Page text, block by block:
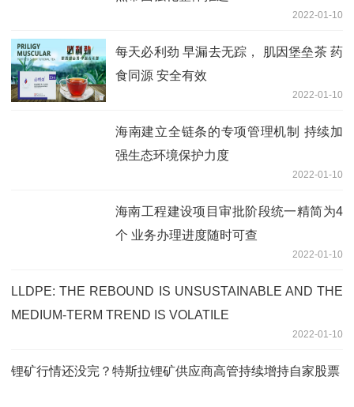
2022-01-10
每天必利劲 早漏去无踪， 肌因堡垒茶 药
食同源 安全有效
2022-01-10
海南建立全链条的专项管理机制 持续加
强生态环境保护力度
2022-01-10
海南工程建设项目审批阶段统一精简为4
个 业务办理进度随时可查
2022-01-10
LLDPE: THE REBOUND IS UNSUSTAINABLE AND THE
MEDIUM-TERM TREND IS VOLATILE
2022-01-10
锂矿行情还没完？特斯拉锂矿供应商高管持续增持自家股票